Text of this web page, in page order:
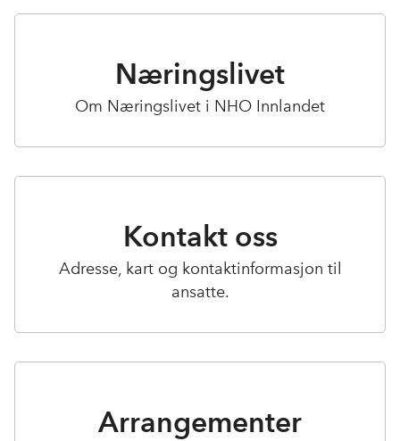
Næringslivet
Om Næringslivet i NHO Innlandet
Kontakt oss
Adresse, kart og kontaktinformasjon til
ansatte.
Arrangementer